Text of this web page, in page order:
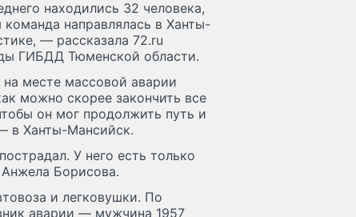
находились 32 человека,
направлялась в Ханты-
— рассказала 72.ru
ГИБДД Тюменской области.
месте массовой аварии
можно скорее закончить все
он мог продолжить путь и
в Ханты-Мансийск.
У него есть только
Борисова.
и легковушки. По
аварии — мужчина 1957